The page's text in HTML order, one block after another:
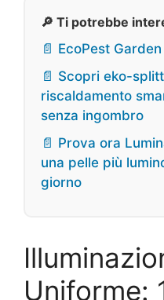
🔎 Ti potrebbe
📄 EcoPest Garden
📄 Scopri eko-
riscaldamento
senza ingombro
📄 Prova ora
una pelle più
giorno
Uniforme: